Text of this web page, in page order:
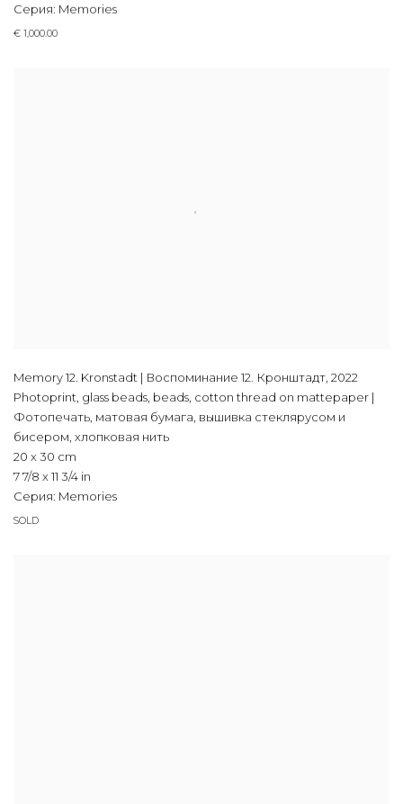
Серия: Memories
€ 1,000.00
Memory 12. Kronstadt | Воспоминание 12. Кронштадт 2022
Photoprint, glass beads, beads, cotton thread on mattepaper |
Фотопечать, матовая бумага, вышивка стеклярусом и
бисером, хлопковая нить
20 x 30 cm
7 7/8 x 11 3/4 in
Серия: Memories
SOLD